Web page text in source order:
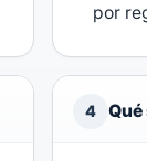
por
4 Qué